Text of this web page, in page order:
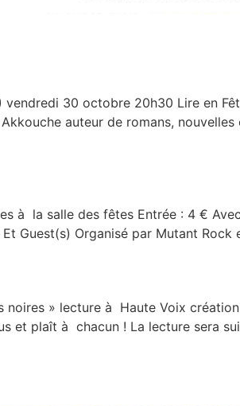
vendredi 30 octobre 20h30 Lire en
auteur de romans,
à la salle des fêtes Entrée : 4 €
Et Guest(s) Organisé par Mutant
» lecture à Haute Voix
et plaît à chacun ! La lecture sera